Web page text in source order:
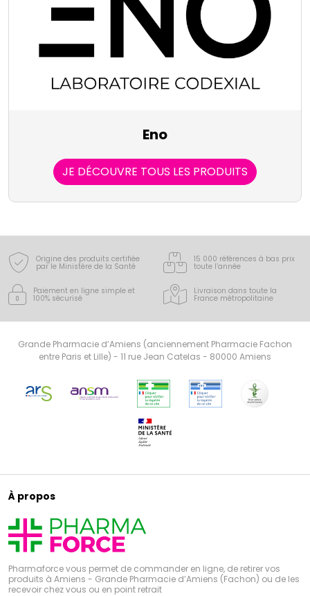
Eno
JE DÉCOUVRE TOUS LES PRODUITS
Origine des produits certifiée
par le Ministère de la Santé
15 000 références à bas prix
toute l’année
Paiement en ligne simple et
100% sécurisé
Livraison dans toute la
France métropolitaine
Grande Pharmacie d’Amiens (anciennement Pharmacie Fachon
entre Paris et Lille) - 11 rue Jean Catelas - 80000 Amiens
À propos
Pharmaforce vous permet de commander en ligne, de retirer vos
produits à Amiens - Grande Pharmacie d’Amiens (Fachon) ou de les
recevoir chez vous ou en point retrait